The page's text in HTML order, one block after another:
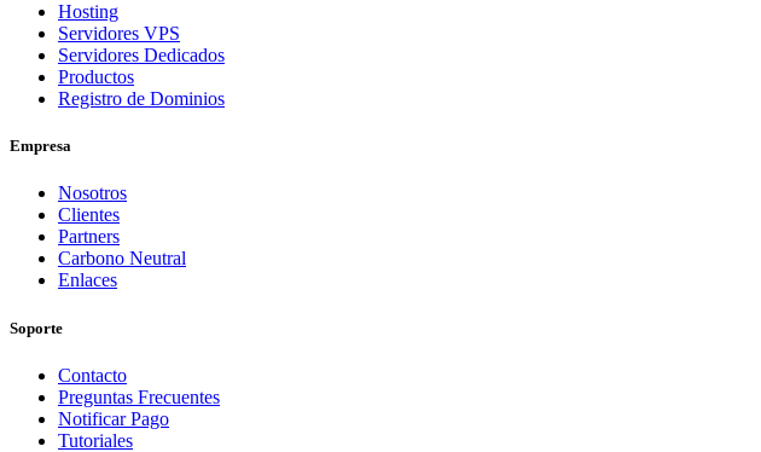
Hosting
Servidores VPS
Servidores Dedicados
Productos
Registro de Dominios
Empresa
Nosotros
Clientes
Partners
Carbono Neutral
Enlaces
Soporte
Contacto
Preguntas Frecuentes
Notificar Pago
Tutoriales